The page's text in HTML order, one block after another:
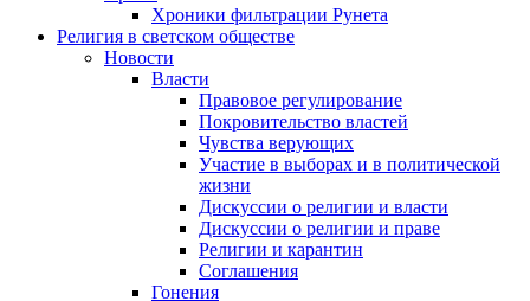
Хроники фильтрации Рунета
Религия в светском обществе
Новости
Власти
Правовое регулирование
Покровительство властей
Чувства верующих
Участие в выборах и в политической
жизни
Дискуссии о религии и власти
Дискуссии о религии и праве
Религии и карантин
Соглашения
Гонения